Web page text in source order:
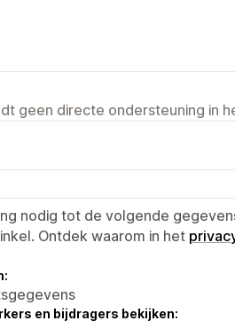
geen directe ondersteuning in
nodig tot de volgende
Ontdek waarom in het
en bijdragers bekijken: